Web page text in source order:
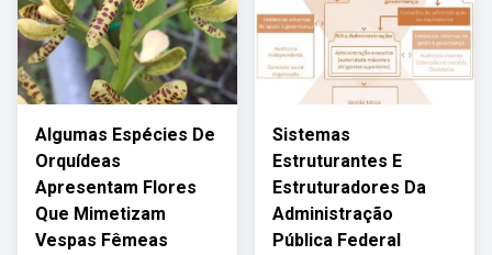
Algumas Espécies De
Orquídeas
Apresentam Flores
Que Mimetizam
Vespas Fêmeas
Sistemas
Estruturantes E
Estruturadores Da
Administração
Pública Federal